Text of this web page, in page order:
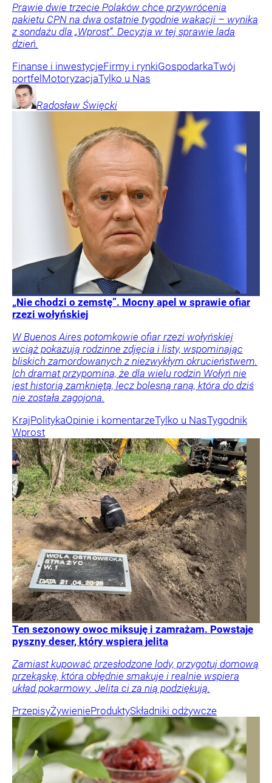
Prawie dwie trzecie Polaków chce przywrócenia
pakietu CPN na dwa ostatnie tygodnie wakacji – wynika
z sondażu dla „Wprost”. Decyzja w tej sprawie lada
dzień.
Finanse i inwestycjeFirmy i rynkiGospodarkaTwój
portfelMotoryzacjaTylko u Nas
Radosław Święcki
„Nie chodzi o zemstę”. Mocny apel w sprawie ofiar
rzezi wołyńskiej
W Buenos Aires potomkowie ofiar rzezi wołyńskiej
wciąż pokazują rodzinne zdjęcia i listy, wspominając
bliskich zamordowanych z niezwykłym okrucieństwem.
Ich dramat przypomina, że dla wielu rodzin Wołyń nie
jest historią zamkniętą, lecz bolesną raną, która do dziś
nie została zagojona.
KrajPolitykaOpinie i komentarzeTylko u NasTygodnik
Wprost
Ten sezonowy owoc miksuję i zamrażam. Powstaje
pyszny deser, który wspiera jelita
Zamiast kupować przesłodzone lody, przygotuj domową
przekąskę, która obłędnie smakuje i realnie wspiera
układ pokarmowy. Jelita ci za nią podziękują.
PrzepisyŻywienieProduktySkładniki odżywcze